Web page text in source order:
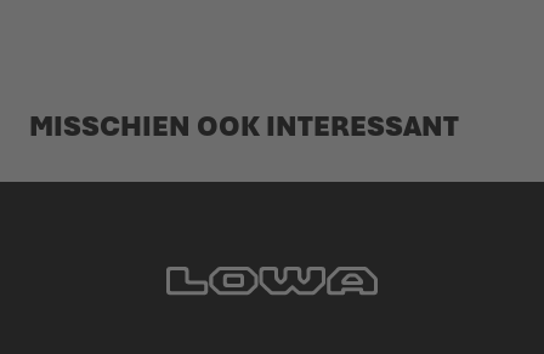
MISSCHIEN OOK INTERESSANT